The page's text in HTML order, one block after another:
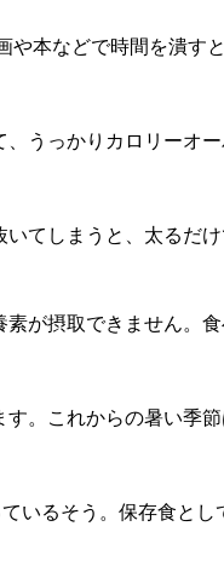
本などで時間を潰す
うっかりカロリーオ
てしまうと、太るだ
が摂取できません。
。これからの暑い季
いるそう。保存食とし